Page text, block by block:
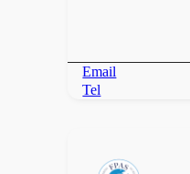
Email
Tel